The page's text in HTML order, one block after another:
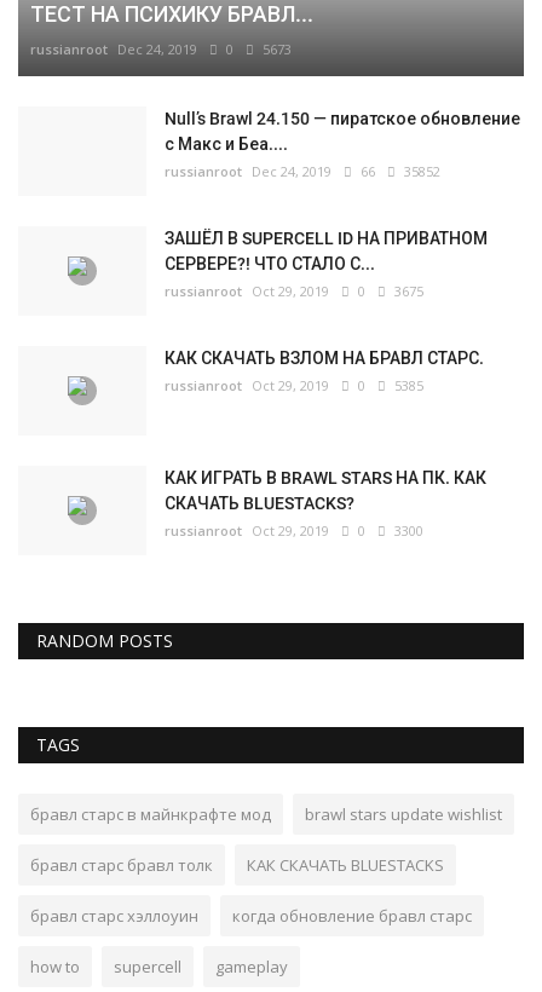
ТЕСТ НА ПСИХИКУ БРАВЛ...
russianroot Dec 24, 2019 0 5673
Null’s Brawl 24.150 — пиратское обновление
с Макс и Беа....
russianroot Dec 24, 2019 66 35852
ЗАШЁЛ В SUPERCELL ID НА ПРИВАТНОМ
СЕРВЕРЕ?! ЧТО СТАЛО С...
russianroot Oct 29, 2019 0 3675
КАК СКАЧАТЬ ВЗЛОМ НА БРАВЛ СТАРС.
russianroot Oct 29, 2019 0 5385
КАК ИГРАТЬ В BRAWL STARS НА ПК. КАК
СКАЧАТЬ BLUESTACKS?
russianroot Oct 29, 2019 0 3300
RANDOM POSTS
TAGS
бравл старс в майнкрафте мод brawl stars update wishlist
бравл старс бравл толк КАК СКАЧАТЬ BLUESTACKS
бравл старс хэллоуин когда обновление бравл старс
how to supercell gameplay